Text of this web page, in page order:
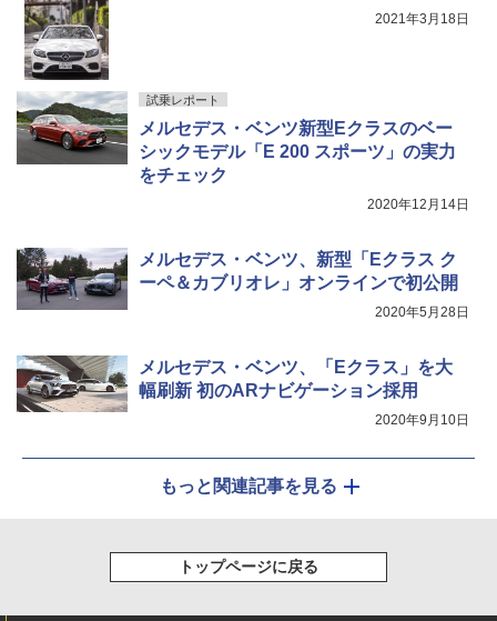
2021年3月18日
試乗レポート
メルセデス・ベンツ新型Eクラスのベー
シックモデル「E 200 スポーツ」の実力
をチェック
2020年12月14日
メルセデス・ベンツ、新型「Eクラス ク
ーペ＆カブリオレ」オンラインで初公開
2020年5月28日
メルセデス・ベンツ、「Eクラス」を大
幅刷新 初のARナビゲーション採用
2020年9月10日
もっと関連記事を見る
トップページに戻る